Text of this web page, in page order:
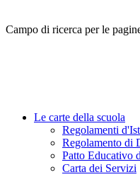
Campo di ricerca per le
Le carte della scuola
Regolamenti
Regolamento di
Patto Educativo
Carta dei Servizi